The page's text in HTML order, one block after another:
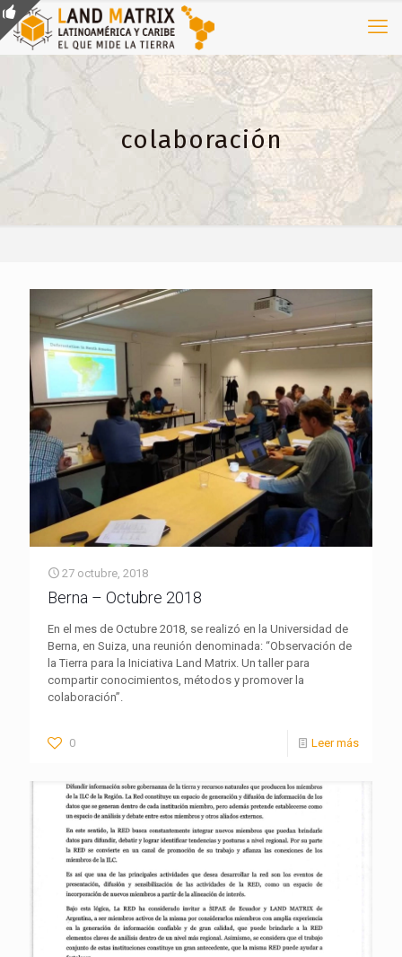
colaboración
27 octubre, 2018
Berna – Octubre 2018
En el mes de Octubre 2018, se realizó en la Universidad de
Berna, en Suiza, una reunión denominada: “Observación de
la Tierra para la Iniciativa Land Matrix. Un taller para
compartir conocimientos, métodos y promover la
colaboración”.
0 Leer más